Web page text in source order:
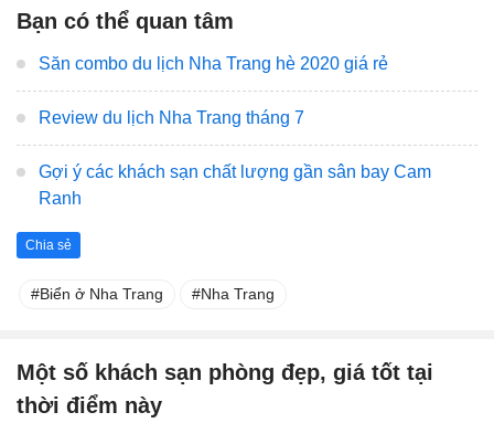
Bạn có thể quan tâm
Săn combo du lịch Nha Trang hè 2020 giá rẻ
Review du lịch Nha Trang tháng 7
Gợi ý các khách sạn chất lượng gần sân bay Cam
Ranh
Chia sẻ
Biển ở Nha Trang Nha Trang
Một số khách sạn phòng đẹp, giá tốt tại
thời điểm này